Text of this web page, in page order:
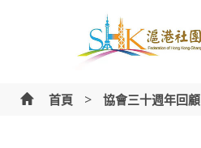
首頁 > 協會三十週年回顧